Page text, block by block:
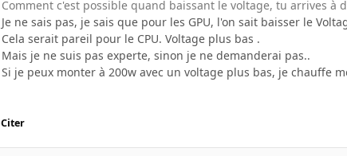
Comment c'est possible quand baissant le voltage, tu arrives à
Je ne sais pas, je sais que pour les GPU, l'on sait baisser le
Cela serait pareil pour le CPU. Voltage plus bas .
Mais je ne suis pas experte, sinon je ne demanderai pas..
Si je peux monter à 200w avec un voltage plus bas, je chauffe
Citer